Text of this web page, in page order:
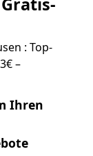
: Top-
–
Ihren